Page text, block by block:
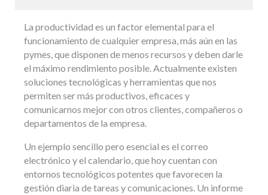
La productividad es un factor elemental para el
funcionamiento de cualquier empresa, más aún en las
pymes, que disponen de menos recursos y deben darle
el máximo rendimiento posible. Actualmente existen
soluciones tecnológicas y herramientas que nos
permiten ser más productivos, eficaces y
comunicarnos mejor con otros clientes, compañeros o
departamentos de la empresa.
Un ejemplo sencillo pero esencial es el correo
electrónico y el calendario, que hoy cuentan con
entornos tecnológicos potentes que favorecen la
gestión diaria de tareas y comunicaciones. Un informe